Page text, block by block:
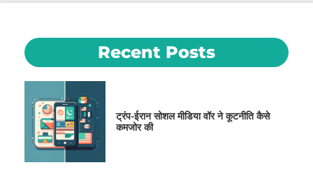
Recent Posts
ट्रंप-ईरान सोशल मीडिया वॉर ने कूटनीति कैसे
कमजोर की